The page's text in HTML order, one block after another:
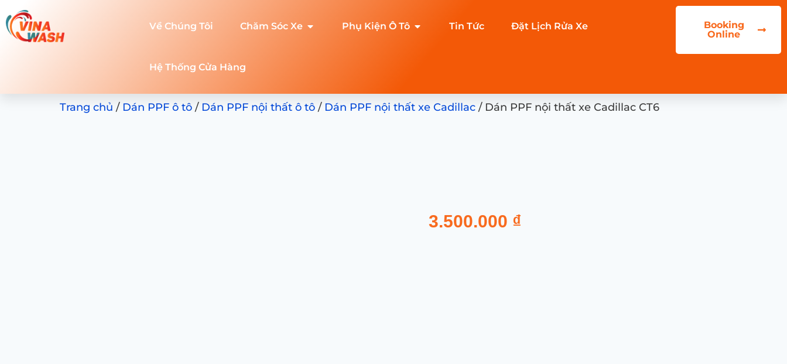
Về Chúng Tôi Chăm Sóc Xe Phụ Kiện Ô Tô Tin Tức Đặt Lịch Rửa Xe
Hệ Thống Cửa Hàng
Booking
Online
Trang chủ / Dán PPF ô tô / Dán PPF nội thất ô tô / Dán PPF nội thất xe Cadillac / Dán PPF nội thất xe Cadillac CT6
3.500.000 ₫